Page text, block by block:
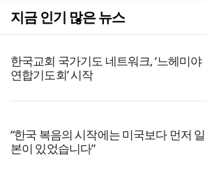
지금 인기 많은 뉴스
한국교회 국가기도 네트워크, ‘느헤미야
연합기도회’ 시작
“한국 복음의 시작에는 미국보다 먼저 일
본이 있었습니다”